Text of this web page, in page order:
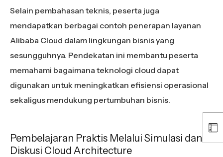
Selain pembahasan teknis, peserta juga
mendapatkan berbagai contoh penerapan layanan
Alibaba Cloud dalam lingkungan bisnis yang
sesungguhnya. Pendekatan ini membantu peserta
memahami bagaimana teknologi cloud dapat
digunakan untuk meningkatkan efisiensi operasional
sekaligus mendukung pertumbuhan bisnis.
Pembelajaran Praktis Melalui Simulasi dan
Diskusi Cloud Architecture